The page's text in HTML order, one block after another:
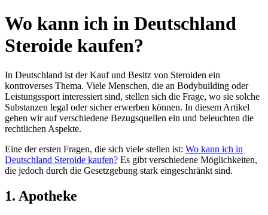
Wo kann ich in Deutschland
Steroide kaufen?
In Deutschland ist der Kauf und Besitz von Steroiden ein
kontroverses Thema. Viele Menschen, die an Bodybuilding oder
Leistungssport interessiert sind, stellen sich die Frage, wo sie solche
Substanzen legal oder sicher erwerben können. In diesem Artikel
gehen wir auf verschiedene Bezugsquellen ein und beleuchten die
rechtlichen Aspekte.
Eine der ersten Fragen, die sich viele stellen ist: Wo kann ich in
Deutschland Steroide kaufen? Es gibt verschiedene Möglichkeiten,
die jedoch durch die Gesetzgebung stark eingeschränkt sind.
1. Apotheke